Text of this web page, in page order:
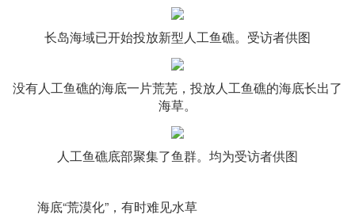
长岛海域已开始投放新型人工鱼礁。受访者供图
没有人工鱼礁的海底一片荒芜，投放人工鱼礁的海底长出了
海草。
人工鱼礁底部聚集了鱼群。均为受访者供图
海底“荒漠化”，有时难见水草